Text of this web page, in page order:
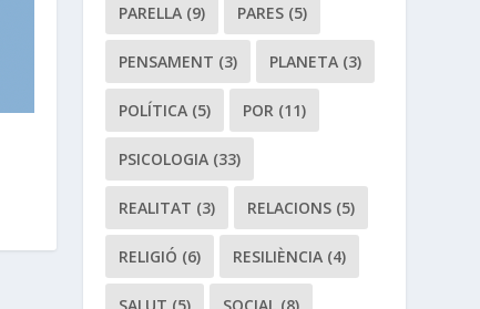
PARELLA (9) PARES (5)
PENSAMENT (3) PLANETA (3)
POLÍTICA (5) POR (11)
PSICOLOGIA (33)
REALITAT (3) RELACIONS (5)
RELIGIÓ (6) RESILIÈNCIA (4)